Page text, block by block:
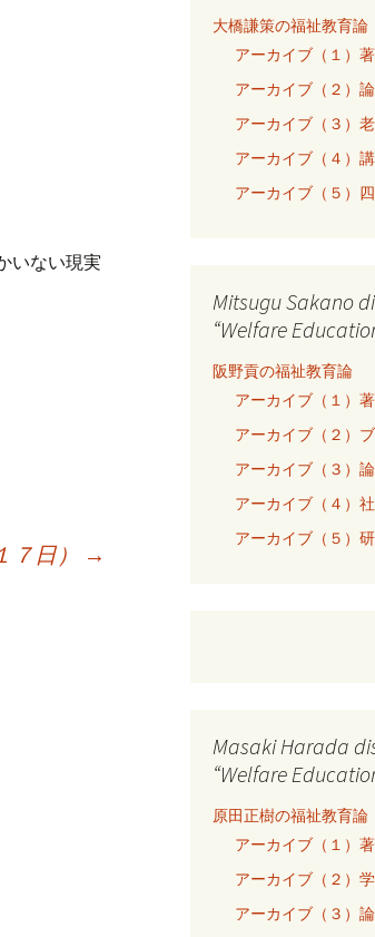
いない現実
日）
→
大橋謙策の福祉教育論
アーカイブ（１）
アーカイブ（２）
アーカイブ（３）
アーカイブ（４）
アーカイブ（５）
Mitsugu Sakano
“Welfare
阪野貢の福祉教育論
アーカイブ（１）
アーカイブ（２）
アーカイブ（３）
アーカイブ（４）
アーカイブ（５）
Masaki Harada
“Welfare
原田正樹の福祉教育論
アーカイブ（１）
アーカイブ（２）
アーカイブ（３）